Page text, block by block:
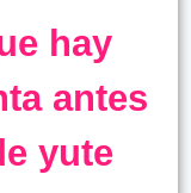
hay
antes
yute